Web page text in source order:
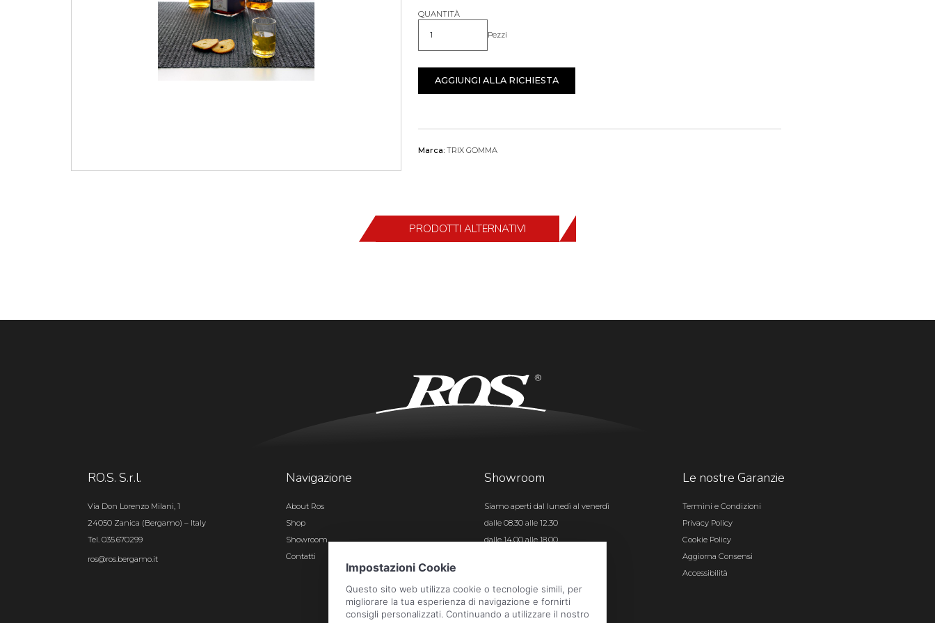
QUANTITÀ
Quantità Pezzi
AGGIUNGI ALLA RICHIESTA
Marca: TRIX GOMMA
PRODOTTI ALTERNATIVI
RO.S. S.r.l.
Via Don Lorenzo Milani, 1
24050 Zanica (Bergamo) – Italy
Tel. 035.670299
ros@ros.bergamo.it
Navigazione
About Ros
Shop
Showroom
Contatti
Showroom
Siamo aperti dal lunedì al venerdì
dalle 08.30 alle 12.30
dalle 14.00 alle 18.00
Le nostre Garanzie
Termini e Condizioni
Privacy Policy
Cookie Policy
Aggiorna Consensi
Accessibilità